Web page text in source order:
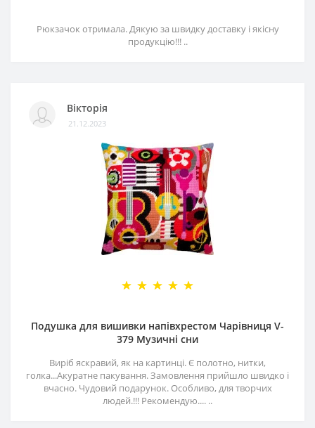
Рюкзачок отримала. Дякую за швидку доставку і якісну
продукцію!!! ..
Вікторія
21.12.2023
Подушка для вишивки напівхрестом Чарівниця V-
379 Музичні сни
Виріб яскравий, як на картинці. Є полотно, нитки,
голка...Акуратне пакування. Замовлення прийшло швидко і
вчасно. Чудовий подарунок. Особливо, для творчих
людей.!!! Рекомендую.... ..